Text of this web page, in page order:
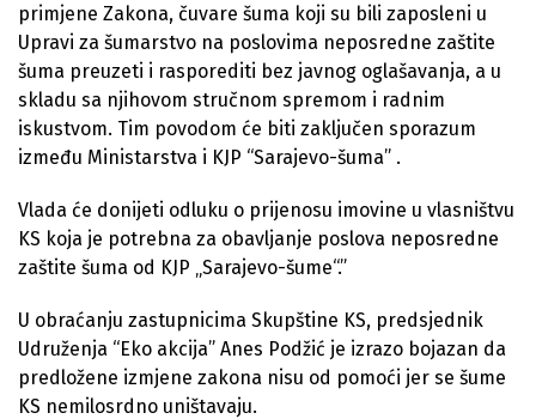
primjene Zakona, čuvare šuma koji su bili zaposleni u
Upravi za šumarstvo na poslovima neposredne zaštite
šuma preuzeti i rasporediti bez javnog oglašavanja, a u
skladu sa njihovom stručnom spremom i radnim
iskustvom. Tim povodom će biti zaključen sporazum
između Ministarstva i KJP “Sarajevo-šuma” .
Vlada će donijeti odluku o prijenosu imovine u vlasništvu
KS koja je potrebna za obavljanje poslova neposredne
zaštite šuma od KJP „Sarajevo-šume“.”
U obraćanju zastupnicima Skupštine KS, predsjednik
Udruženja “Eko akcija” Anes Podžić je izrazo bojazan da
predložene izmjene zakona nisu od pomoći jer se šume
KS nemilosrdno uništavaju.